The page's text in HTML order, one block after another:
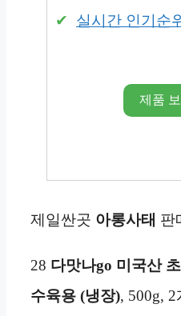
실시간 인기순
제품
제일싼곳 아롱사태 판
28 다맛나go 미국산
수육용 (냉장), 500g, 2